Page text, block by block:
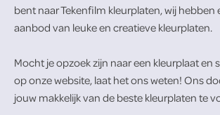
bent naar Tekenfilm kleurplaten, wij hebben
aanbod van leuke en creatieve kleurplaten.
Mocht je opzoek zijn naar een kleurplaat en
op onze website, laat het ons weten! Ons
jouw makkelijk van de beste kleurplaten te